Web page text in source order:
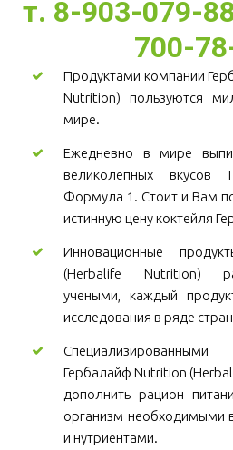
т. 8-903-079-
700-
Продуктами компании
Nutrition) пользуются
мире.
Ежедневно в мире
великолепных вкусов
Формула 1. Стоит и Вам
истинную цену коктейля
Инновационные
(Herbalife Nutrition)
учеными, каждый
исследования в ряде
Гербалайф Nutrition
дополнить рацион
организм необходимыми
и нутриентами.